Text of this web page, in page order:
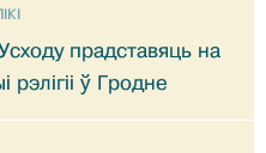
прадставяць на
рэлігіі ў Гродне